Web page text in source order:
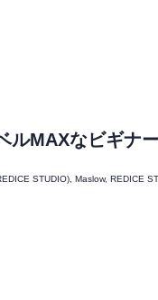
ルMAXなビギナー
STUDIO), Maslow, REDICE